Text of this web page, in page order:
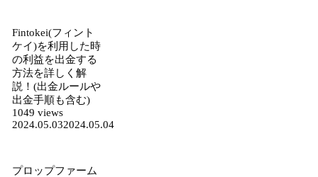
Fintokei(フィント
ケイ)を利用した時
の利益を出金する
方法を詳しく解
説！(出金ルールや
出金手順も含む)
1049 views
2024.05.032024.05.04
プロップファーム